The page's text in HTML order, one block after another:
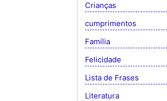
Crianças
cumprimentos
Família
Felicidade
Lista de Frases
Literatura